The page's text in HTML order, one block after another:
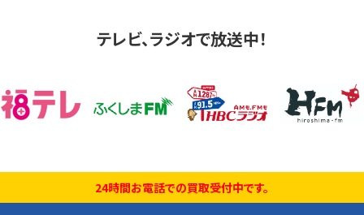
テレビ、ラジオで放送中！
24時間お電話での買取受付中です。